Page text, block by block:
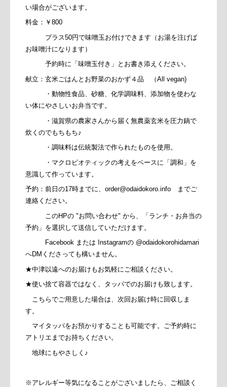
い場合がございます。
料金：￥800
プラス50円で味噌玉お付けできます（お湯を注げば
お味噌汁になります）
予約時に「味噌玉付き」とお書き添えください。
献立：玄米ごはんとお野菜のおかず４品 （All vegan)
・動物性食品、砂糖、化学調味料、添加物を使わな
い体にやさしいお弁当です。
・滋賀県の農家さんから届く無農薬玄米を圧力鍋で
炊くのでもちもち♪
・調味料は伝統製法で作られたものを使用。
・マクロビオティックの考えをベースに「調和」を
意識して作っています。
予約：前日の17時までに、order@odaidokoro.info までご
連絡ください。
このHPの "お問い合わせ" から、「ランチ・お弁当の
予約」を選択して送信していただけます。
Facebook または Instagramの @odaidokorohidamari
へDMくださっても構いません。
★中津以遠へのお届けもお気軽にご相談ください。
★使い捨て容器ではなく、タッパでのお届けも致します。
こちらでご用意した場合は、次回お届け時に回収しま
す。
マイタッパをお預かりすることも可能です。ご予約時に
アトリエまでお持ちください。
地球にもやさしく♪
※アレルギー等気になることがございましたら、ご相談く